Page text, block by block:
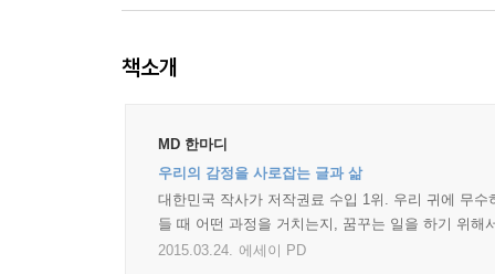
책소개
MD 한마디
우리의 감정을 사로잡는 글과 삶
대한민국 작사가 저작권료 수입 1위. 우리 귀에 무
들 때 어떤 과정을 거치는지, 꿈꾸는 일을 하기 위
2015.03.24. 에세이 PD